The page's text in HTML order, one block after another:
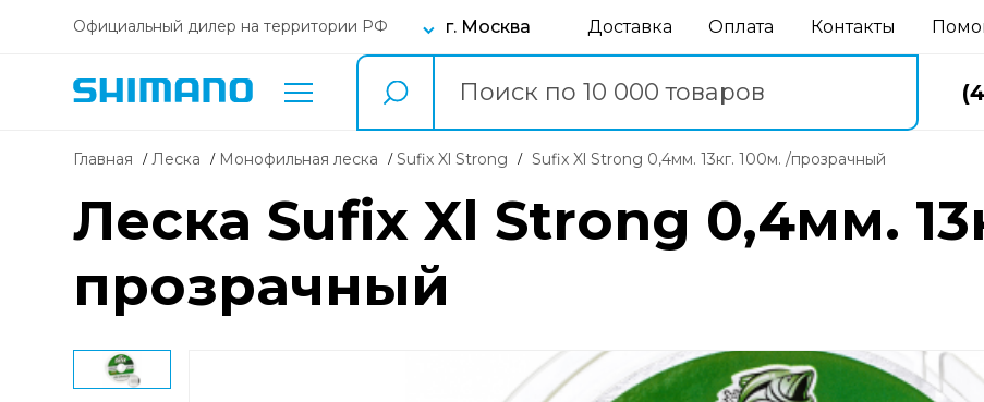
Официальный дилер на территории РФ г. Москва Доставка Оплата Контакты
Главная Леска Монофильная леска Sufix Xl Strong Sufix Xl Strong 0,4мм. 13кг. 100м. /прозрачный
Леска Sufix Xl Strong 0,4мм.
прозрачный